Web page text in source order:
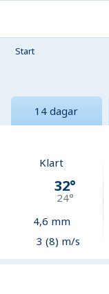
Start
14 dagar
Klart
32°
24°
4,6 mm
3 (8) m/s